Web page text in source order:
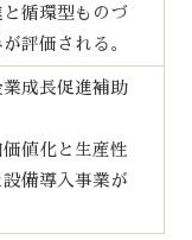
と循環型ものづ
評価される。
業成長促進補助
価値化と生産性
備導入事業が